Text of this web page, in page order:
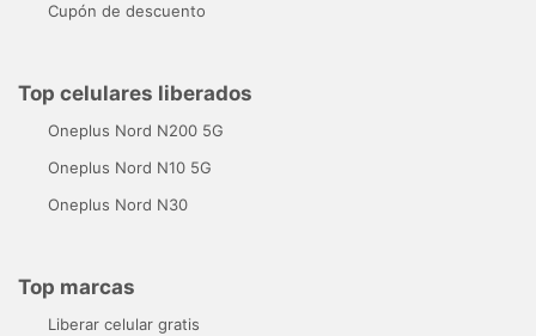
Cupón de descuento
Top celulares liberados
Oneplus Nord N200 5G
Oneplus Nord N10 5G
Oneplus Nord N30
Top marcas
Liberar celular gratis